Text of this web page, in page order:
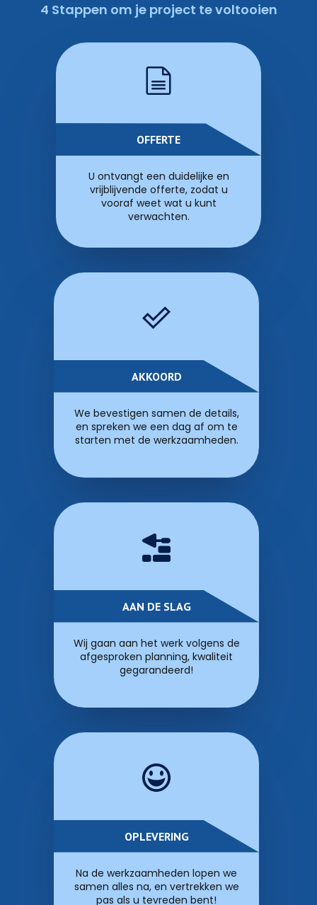
4 Stappen om je project te voltooien
OFFERTE
U ontvangt een duidelijke en
vrijblijvende offerte, zodat u
vooraf weet wat u kunt
verwachten.
AKKOORD
We bevestigen samen de details,
en spreken we een dag af om te
starten met de werkzaamheden.
AAN DE SLAG
Wij gaan aan het werk volgens de
afgesproken planning, kwaliteit
gegarandeerd!
OPLEVERING
Na de werkzaamheden lopen we
samen alles na, en vertrekken we
pas als u tevreden bent!